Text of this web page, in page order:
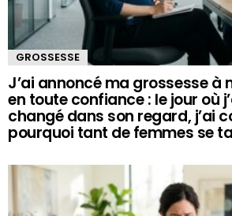
GROSSESSE
J’ai annoncé ma grossesse à
en toute confiance : le jour où
changé dans son regard, j’ai
pourquoi tant de femmes se